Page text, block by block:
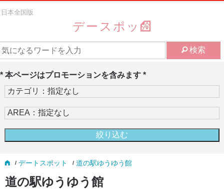
日本全国版
デースポッ
検索
* 本ページはプロモーションを含みます *
デートスポット 道の駅ゆうゆう館
道の駅ゆうゆう館